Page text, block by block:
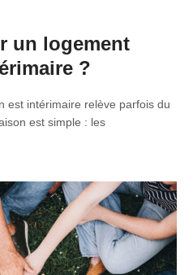
un logement
?
est intérimaire relève parfois du
est simple : les